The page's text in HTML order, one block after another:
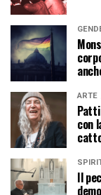
ARTE
con
Il